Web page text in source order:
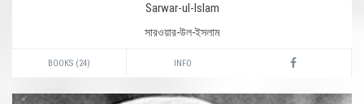
Sarwar-ul-Islam
সারওয়ার-উল-ইসলাম
BOOKS (24) INFO